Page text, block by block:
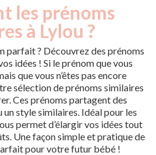
les prénoms
à Lylou ?
parfait ? Découvrez des prénoms
idées ! Si le prénom que vous
que vous n’êtes pas encore
sélection de prénoms similaires
Ces prénoms partagent des
style similaires. Idéal pour les
permet d’élargir vos idées tout
Une façon simple et pratique de
pour votre futur bébé !